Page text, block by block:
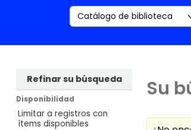
Search the catalog
Refinar su búsqueda
Disponibilidad
Limitar a registros con
ítems disponibles
Su